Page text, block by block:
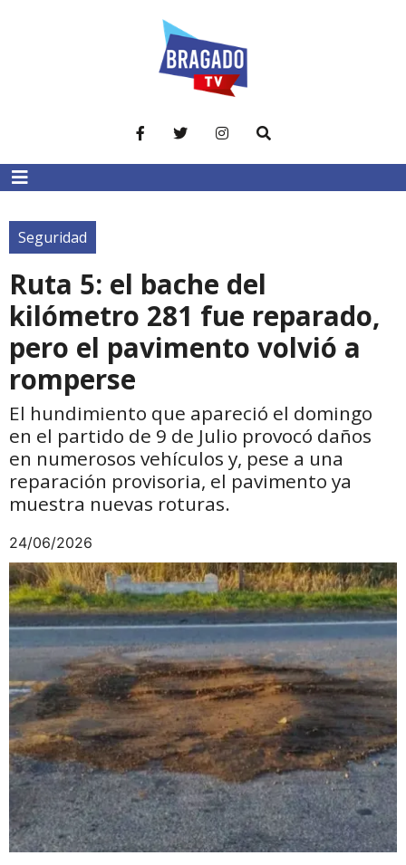
Seguridad
Ruta 5: el bache del
kilómetro 281 fue reparado,
pero el pavimento volvió a
romperse
El hundimiento que apareció el domingo
en el partido de 9 de Julio provocó daños
en numerosos vehículos y, pese a una
reparación provisoria, el pavimento ya
muestra nuevas roturas.
24/06/2026